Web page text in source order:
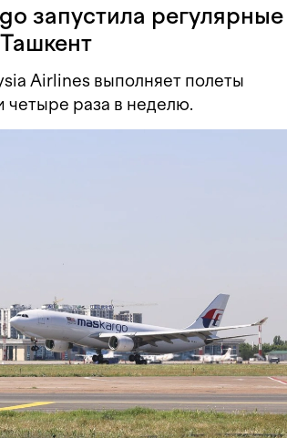
запустила регулярные
Airlines выполняет полеты
раза в неделю.